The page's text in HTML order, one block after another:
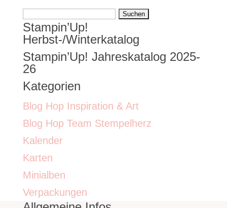
Suchen
nach:
Stampin’Up!
Herbst-/Winterkatalog
Stampin’Up! Jahreskatalog 2025-
26
Kategorien
Blog Hop Inspiration & Art
Blog Hop Team Stempelherz
Kalender
Karten
Minialben
Verpackungen